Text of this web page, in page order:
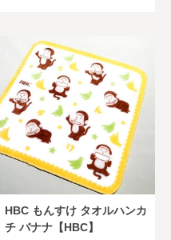
HBC もんすけ タオルハンカ
チ バナナ【HBC】